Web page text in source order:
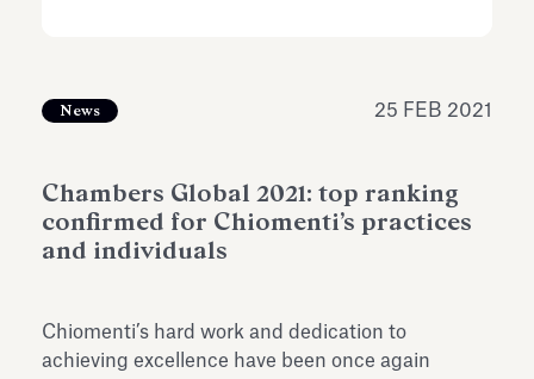
News 25 FEB 2021
Chambers Global 2021: top ranking
confirmed for Chiomenti’s practices
and individuals
Chiomenti’s hard work and dedication to
achieving excellence have been once again